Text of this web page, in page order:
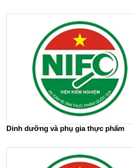
Dinh dưỡng và phụ gia thực phẩm